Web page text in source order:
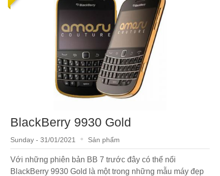
BlackBerry 9930 Gold
Sunday - 31/01/2021 Sản phẩm
Với những phiên bản BB 7 trước đây có thể nổi
BlackBerry 9930 Gold là một trong những mẫu máy đẹp